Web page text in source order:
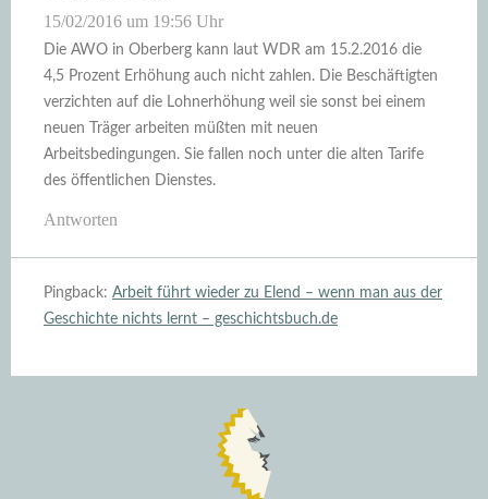
15/02/2016 um 19:56 Uhr
Die AWO in Oberberg kann laut WDR am 15.2.2016 die
4,5 Prozent Erhöhung auch nicht zahlen. Die Beschäftigten
verzichten auf die Lohnerhöhung weil sie sonst bei einem
neuen Träger arbeiten müßten mit neuen
Arbeitsbedingungen. Sie fallen noch unter die alten Tarife
des öffentlichen Dienstes.
Antworten
Pingback: Arbeit führt wieder zu Elend – wenn man aus der
Geschichte nichts lernt – geschichtsbuch.de